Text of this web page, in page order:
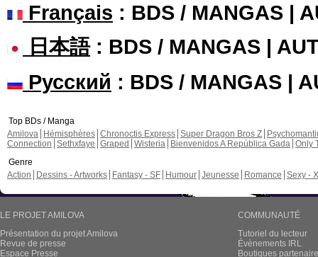
Français : BDS / MANGAS |
日本語: BDS / MANGAS |
Русский : BDS / MANGAS |
Top BDs / Manga
Amilova
Hémisphères Chronoctis Express Super Dragon Bros Z
Connection Sethxfaye Graped Wisteria Bienvenidos A República Gada Only
Genre
Action
Dessins - Artworks Fantasy - SF Humour Jeunesse Romance Sexy -
LE PROJET AMILOVA
Présentation du projet Amilova
Revue de presse
Espace Presse
COMMUNAUTÉ
Tutoriel du lecteur
Évènements IRL
Boutiques